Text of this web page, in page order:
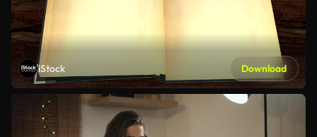
iStock Download